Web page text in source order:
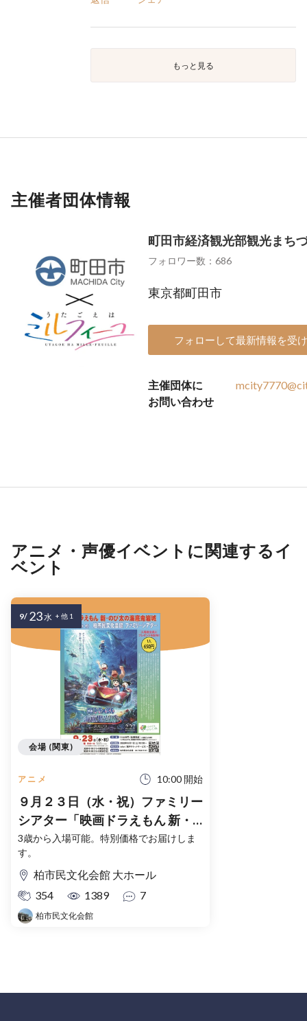
もっと見る
主催者団体情報
町田市経済観光部観光まち
フォロワー数：686
東京都町田市
フォローして最新情報を受
主催団体に
お問い合わせ
アニメ・声優イベントに関連するイ
ベント
アニメ 10:00 開始
９月２３日（水・祝）ファミリー
シアター「映画ドラえもん 新・
のび太の海底鬼岩城」
3歳から入場可能。特別価格でお届けしま
す。
柏市民文化会館 大ホール
354
1389 7
柏市民文化会館
会場 (関東)
9/ 23水 + 他 1